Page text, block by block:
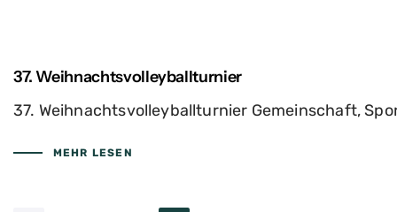
37. Weihnachtsvolleyballturnier
37. Weihnachtsvolleyballturnier Gemeinschaft,
MEHR LESEN